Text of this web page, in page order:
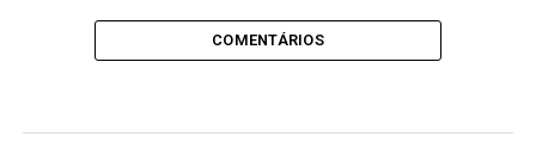
COMENTÁRIOS